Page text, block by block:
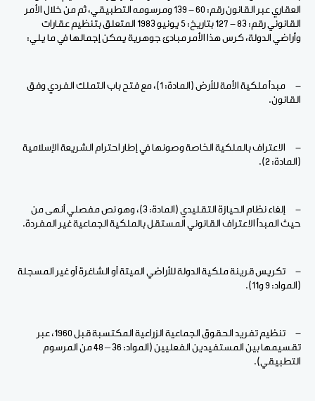
العقاري عبر القانون رقم: 60 - 139 ومرسومه التطبيقي، ثم من خلال الأمر
القانوني رقم: 83 - 127 بتاريخ: 5 يونيو 1983 المتعلق بتنظيم عقارات
وأراضي الدولة، كرس هذا الأمر مبادئ جوهرية يمكن إجمالها في ما يلي:
- مبدأ ملكية الأمة للأرض (المادة: 1)، مع فتح باب التملك الفردي وفق
القانون.
- الاعتراف بالملكية الخاصة وصونها في إطار احترام الشريعة الإسلامية
(المادة: 2).
- إلغاء نظام الحيازة التقليدي (المادة: 3)، وهو نص مفصلي أنهى من
حيث المبدأ الاعتراف القانوني المستقل بالملكية الجماعية غير المفردة.
- تكريس قرينة ملكية الدولة للأراضي الميتة أو الشاغرة أو غير المسجلة
(المواد: 9 و11).
- تنظيم تفريد الحقوق الجماعية الزراعية المكتسبة قبل 1960، عبر
تقسيمها بين المستفيدين الفعليين (المواد: 36 – 48 من المرسوم
التطبيقي).